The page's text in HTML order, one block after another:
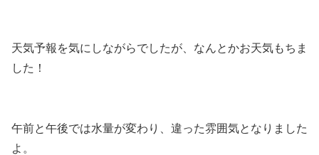
天気予報を気にしながらでしたが、なんとかお天気もちま
した！
午前と午後では水量が変わり、違った雰囲気となりました
よ。